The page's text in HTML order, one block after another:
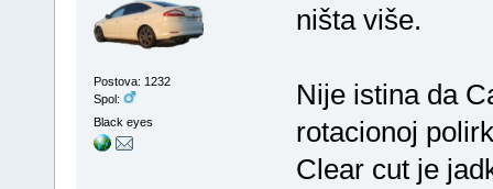
Postova: 1232
Spol:
Black eyes
ništa više.
Nije istina da
rotacionoj
Clear cut je